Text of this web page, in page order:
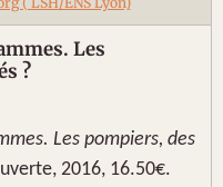
Les
?
Les pompiers, des
2016, 16.50€.